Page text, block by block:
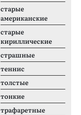
старые
американские
старые
кириллические
страшные
теннис
толстые
тонкие
трафаретные